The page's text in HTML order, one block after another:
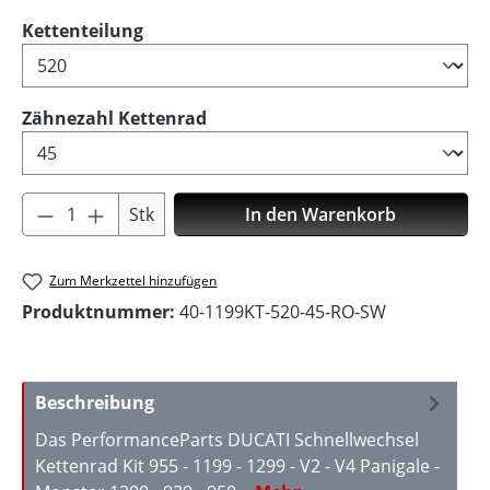
Kettenteilungauswählen
Zähnezahl Kettenrad
Produkt Anzahl: Gib den gewünschten
Stk In den Warenkorb
Zum Merkzettel hinzufügen
Produktnummer: 40-1199KT-520-45-RO-SW
Beschreibung
Das PerformanceParts DUCATI Schnellwechsel
Kettenrad Kit 955 - 1199 - 1299 - V2 - V4 Panigale -